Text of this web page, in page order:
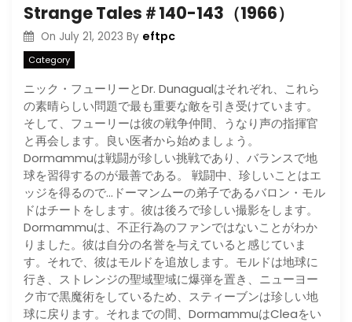
Strange Tales＃140-143（1966）
On July 21, 2023 By eftpc
Category
ニック・フューリーとDr. Dunagualはそれぞれ、これら
の素晴らしい問題で最も重要な敵を引き受けています。
そして、フューリーは彼の戦争仲間、うなり声の指揮官
と再会します。良い医者から始めましょう。
Dormammuは戦闘が珍しい挑戦であり、バランスで地
球を習得するのが最善である。 戦闘中、珍しいことはエ
ッジを得るので…ドーマンムーの弟子であるバロン・モル
ドはチートをします。彼は後ろで珍しい撮影をします。
Dormammuは、不正行為のファンではないことがわか
りました。彼は自分の名誉を与えていると感じていま
す。それで、彼はモルドを追放します。モルドは地球に
行き、ストレンジの聖域聖域に爆弾を置き、ニューヨー
ク市で黒魔術をしているため、スティーブンは珍しい地
球に戻ります。それまでの間、DormammuはCleaをい